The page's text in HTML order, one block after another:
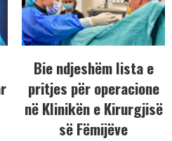
Bie ndjeshëm lista e
pritjes për operacione
në Klinikën e Kirurgjisë
së Fëmijëve